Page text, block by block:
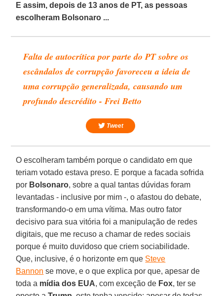
E assim, depois de 13 anos de PT, as pessoas
escolheram Bolsonaro ...
Falta de autocrítica por parte do PT sobre os
escândalos de corrupção favoreceu a ideia de
uma corrupção generalizada, causando um
profundo descrédito - Frei Betto
Tweet
O escolheram também porque o candidato em que
teriam votado estava preso. E porque a facada sofrida
por Bolsonaro, sobre a qual tantas dúvidas foram
levantadas - inclusive por mim -, o afastou do debate,
transformando-o em uma vítima. Mas outro fator
decisivo para sua vitória foi a manipulação de redes
digitais, que me recuso a chamar de redes sociais
porque é muito duvidoso que criem sociabilidade.
Que, inclusive, é o horizonte em que Steve
Bannon se move, e o que explica por que, apesar de
toda a mídia dos EUA, com exceção de Fox, ter se